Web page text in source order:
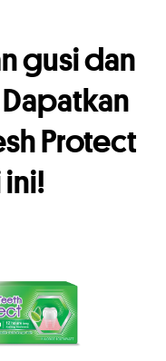
gusi dan
Protect
ini!